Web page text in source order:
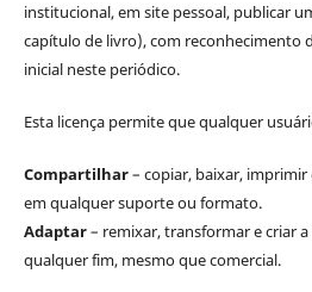
institucional, em site pessoal, publicar
capítulo de livro), com reconhecimento
inicial neste periódico.
Esta licença permite que qualquer
Compartilhar– copiar, baixar,
em qualquer suporte ou formato.
Adaptar– remixar, transformar e criar
qualquer fim, mesmo que comercial.